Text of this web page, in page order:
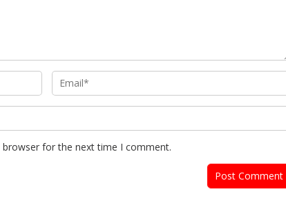
for the next time I comment.